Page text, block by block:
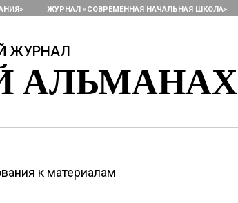
ЖУРНАЛ «СОВРЕМЕННАЯ НАЧАЛЬНАЯ ШКОЛА»
ЖУРНАЛ
АЛЬМАНАХ
к материалам